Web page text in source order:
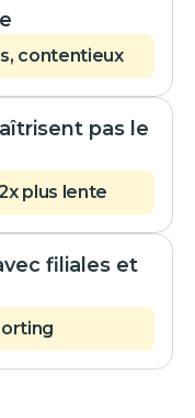
contentieux
pas le
plus lente
filiales et